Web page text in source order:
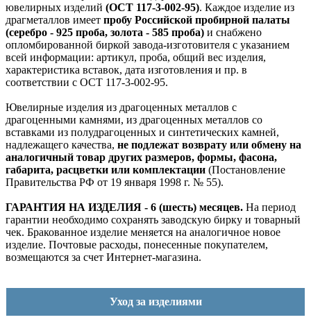
ювелирных изделий (ОСТ 117-3-002-95). Каждое изделие из
драгметаллов имеет пробу Российской пробирной палаты
(серебро - 925 проба, золота - 585 проба) и снабжено
опломбированной биркой завода-изготовителя с указанием
всей информации: артикул, проба, общий вес изделия,
характеристика вставок, дата изготовления и пр. в
соответствии с ОСТ 117-3-002-95.
Ювелирные изделия из драгоценных металлов с
драгоценными камнями, из драгоценных металлов со
вставками из полудрагоценных и синтетических камней,
надлежащего качества, не подлежат возврату или обмену на
аналогичный товар других размеров, формы, фасона,
габарита, расцветки или комплектации (Постановление
Правительства РФ от 19 января 1998 г. № 55).
ГАРАНТИЯ НА ИЗДЕЛИЯ - 6 (шесть) месяцев. На период
гарантии необходимо сохранять заводскую бирку и товарный
чек. Бракованное изделие меняется на аналогичное новое
изделие. Почтовые расходы, понесенные покупателем,
возмещаются за счет Интернет-магазина.
Уход за изделиями